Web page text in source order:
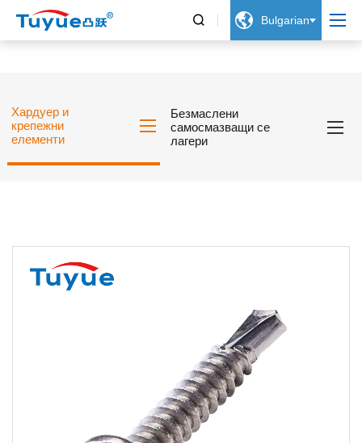
  Bulgarian
Хардуер и
крепежни
елементи
Безмаслени
самосмазващи се
лагери